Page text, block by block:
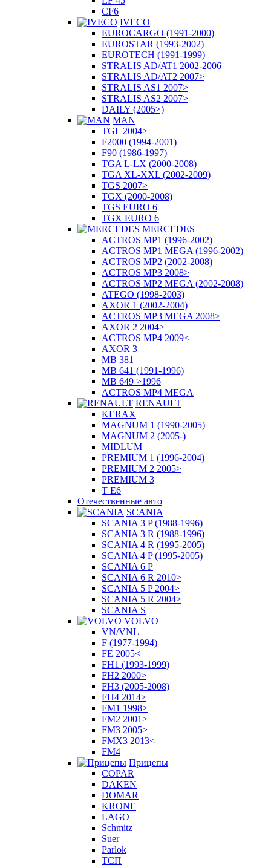
CF6
IVECO
EUROCARGO (1991-2000)
EUROSTAR (1993-2002)
EUROTECH (1991-1999)
STRALIS AD/AT1 2002-2006
STRALIS AD/AT2 2007>
STRALIS AS1 2007>
STRALIS AS2 2007>
DAILY (2005>)
MAN
TGL 2004>
F2000 (1994-2001)
F90 (1986-1997)
TGA L-LX (2000-2008)
TGA XL-XXL (2002-2009)
TGS 2007>
TGX (2000-2008)
TGS EURO 6
TGX EURO 6
MERCEDES
ACTROS MP1 (1996-2002)
ACTROS MP1 MEGA (1996-2002)
ACTROS MP2 (2002-2008)
ACTROS MP3 2008>
ACTROS MP2 MEGA (2002-2008)
ATEGO (1998-2003)
AXOR 1 (2002-2004)
ACTROS MP3 MEGA 2008>
AXOR 2 2004>
ACTROS MP4 2009<
AXOR 3
MB 381
MB 641 (1991-1996)
MB 649 >1996
ACTROS MP4 MEGA
RENAULT
KERAX
MAGNUM 1 (1990-2005)
MAGNUM 2 (2005-)
MIDLUM
PREMIUM 1 (1996-2004)
PREMIUM 2 2005>
PREMIUM 3
T E6
Отечественные авто
SCANIA
SCANIA 3 P (1988-1996)
SCANIA 3 R (1988-1996)
SCANIA 4 R (1995-2005)
SCANIA 4 P (1995-2005)
SCANIA 6 P
SCANIA 6 R 2010>
SCANIA 5 P 2004>
SCANIA 5 R 2004>
SCANIA S
VOLVO
VN/VNL
F (1977-1994)
FE 2005<
FH1 (1993-1999)
FH2 2000>
FH3 (2005-2008)
FH4 2014>
FM1 1998>
FM2 2001>
FM3 2005>
FMX3 2013<
FM4
Прицепы
COPAR
DAKEN
DOMAR
KRONE
LAGO
Schmitz
Suer
Parlok
ТСП